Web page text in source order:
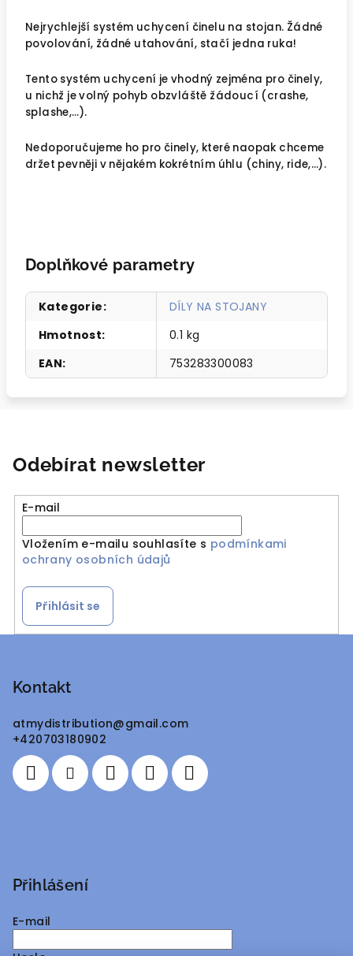
Nejrychlejší systém uchycení činelu na stojan. Žádné
povolování, žádné utahování, stačí jedna ruka!
Tento systém uchycení je vhodný zejména pro činely,
u nichž je volný pohyb obzvláště žádoucí (crashe,
splashe,…).
Nedoporučujeme ho pro činely, které naopak chceme
držet pevněji v nějakém kokrétním úhlu (chiny, ride,…).
Doplňkové parametry
Kategorie:
DÍLY NA STOJANY
Hmotnost:
0.1 kg
EAN: 753283300083
Odebírat newsletter
E-mail
Vložením e-mailu souhlasíte s podmínkami
ochrany osobních údajů
Přihlásit se
Kontakt
atmydistribution@gmail.com
+420703180902
Přihlášení
E-mail